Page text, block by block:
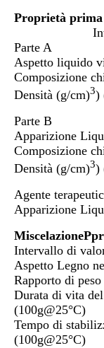
Proprietà
Parte A
Aspetto liquido
Composizione
Densità (g/cm)3)
Parte B
Apparizione
Composizione
Densità (g/cm)3)
Agente
Apparizione
MiscelazioneP
Intervallo di
Aspetto Legno
Rapporto di
Durata di vita
(100g@25°C)
Tempo di
(100g@25°C)